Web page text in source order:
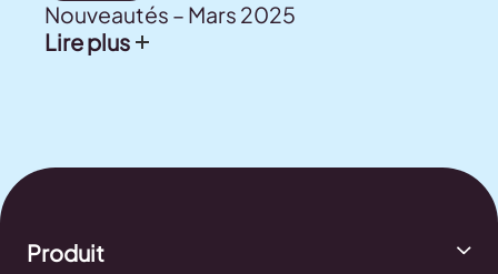
Nouveautés – Mars 2025
Lire plus
Produit